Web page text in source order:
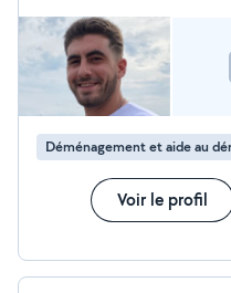
Déménagement et aide au
Voir le profil